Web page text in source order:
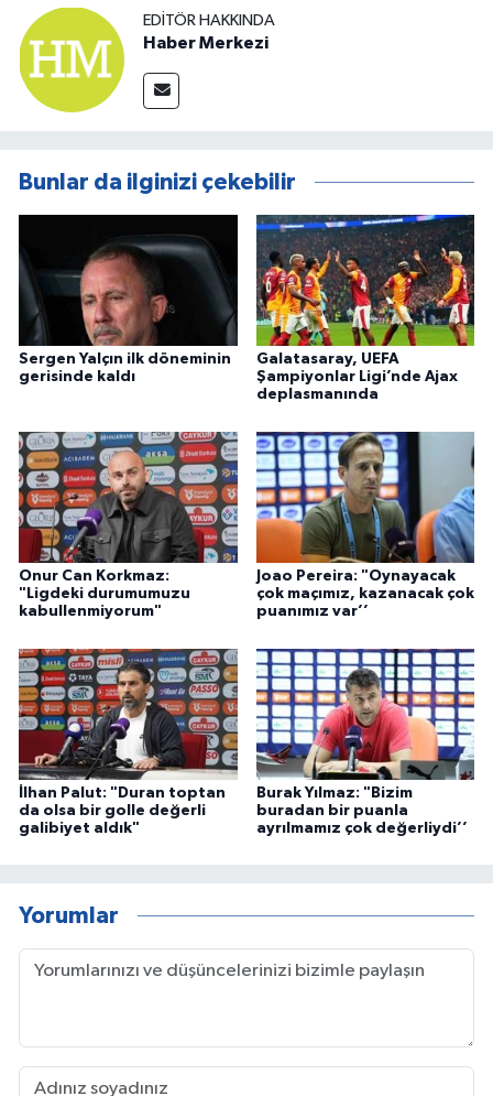
EDITÖR HAKKINDA
Haber Merkezi
Bunlar da ilginizi çekebilir
Sergen Yalçın ilk döneminin
gerisinde kaldı
Galatasaray, UEFA
Şampiyonlar Ligi’nde Ajax
deplasmanında
Onur Can Korkmaz:
"Ligdeki durumumuzu
kabullenmiyorum"
Joao Pereira: "Oynayacak
çok maçımız, kazanacak çok
puanımız var’’
İlhan Palut: "Duran toptan
da olsa bir golle değerli
galibiyet aldık"
Burak Yılmaz: "Bizim
buradan bir puanla
ayrılmamız çok değerliydi’’
Yorumlar